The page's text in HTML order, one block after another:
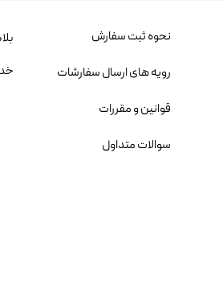
نحوه ثبت سفارش
رویه های ارسال سفارشات
قوانین و مقررات
سوالات متداول